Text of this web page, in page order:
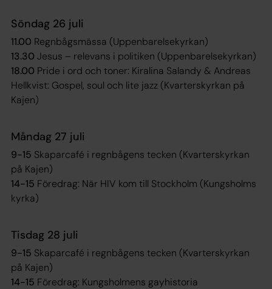
Söndag 26 juli
11.00 Regnbågsmässa (Uppenbarelsekyrkan)
13.30 Jesus – relevans i politiken (Uppenbarelsekyrkan)
18.00 Pride i ord och toner: Kiralina Salandy & Andreas
Hellkvist: Gospel, soul och lite jazz (Kvarterskyrkan på
Kajen)
Måndag 27 juli
9-15 Skaparcafé i regnbågens tecken (Kvarterskyrkan
på Kajen)
14-15 Föredrag: När HIV kom till Stockholm (Kungsholms
kyrka)
Tisdag 28 juli
9-15 Skaparcafé i regnbågens tecken (Kvarterskyrkan
på Kajen)
14-15 Föredrag: Kungsholmens gayhistoria